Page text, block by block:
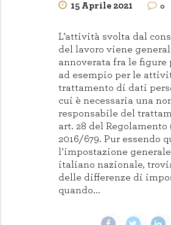
15 Aprile 2021 0
L’attività svolta dal
del lavoro viene
annoverata fra le figure
ad esempio per le
trattamento di dati
cui è necessaria una
responsabile del
art. 28 del Regolamento
2016/679. Pur essendo
l’impostazione
italiano nazionale,
delle differenze di
quando...